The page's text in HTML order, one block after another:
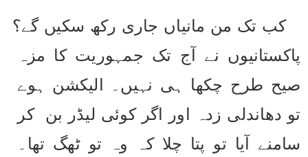
کب تک من مانیاں جاری رکھ سکیں گے؟